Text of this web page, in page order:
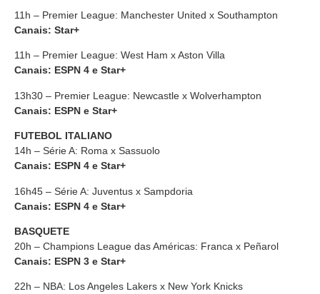
11h – Premier League: Manchester United x Southampton
Canais: Star+
11h – Premier League: West Ham x Aston Villa
Canais: ESPN 4 e Star+
13h30 – Premier League: Newcastle x Wolverhampton
Canais: ESPN e Star+
FUTEBOL ITALIANO
14h – Série A: Roma x Sassuolo
Canais: ESPN 4 e Star+
16h45 – Série A: Juventus x Sampdoria
Canais: ESPN 4 e Star+
BASQUETE
20h – Champions League das Américas: Franca x Peñarol
Canais: ESPN 3 e Star+
22h – NBA: Los Angeles Lakers x New York Knicks